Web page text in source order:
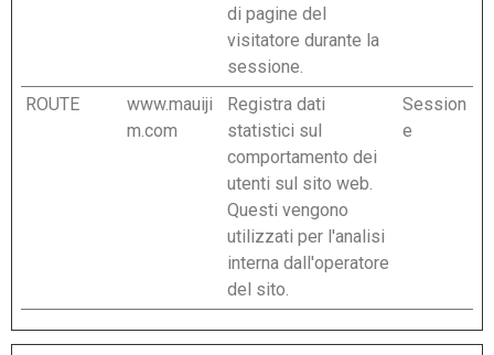
di pagine del
visitatore durante la
sessione.
ROUTE
www.mauiji
m.com
Registra dati
statistici sul
comportamento dei
utenti sul sito web.
Questi vengono
utilizzati per l'analisi
interna dall'operatore
del sito.
Session
e